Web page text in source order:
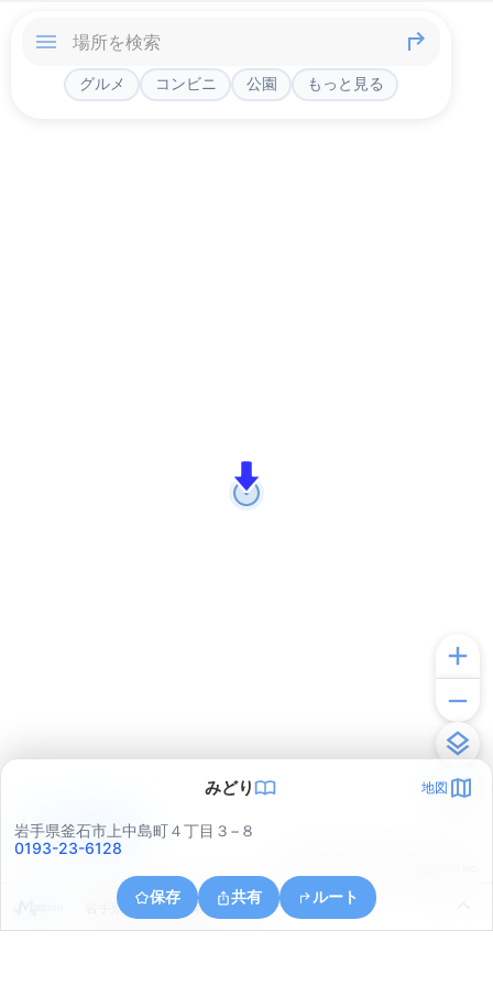
グルメ コンビニ 公園 もっと見る
みどり 地図
岩手県釜石市上中島町４丁目３−８
0193-23-6128
保存 共有 ルート
岩手県釜石市釜石第１２地割
アプリで見る